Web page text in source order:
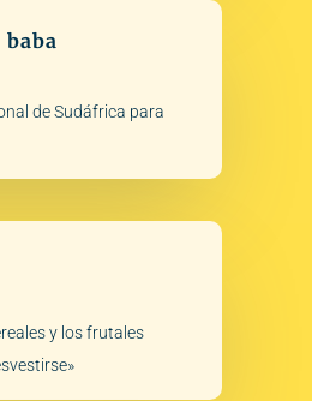
baba
de Sudáfrica para
y los frutales